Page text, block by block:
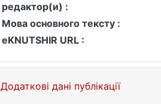
редактор(и) :
Мова основного тексту :
eKNUTSHIR URL :
Додаткові дані публікації